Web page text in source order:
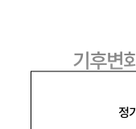
정
기후변